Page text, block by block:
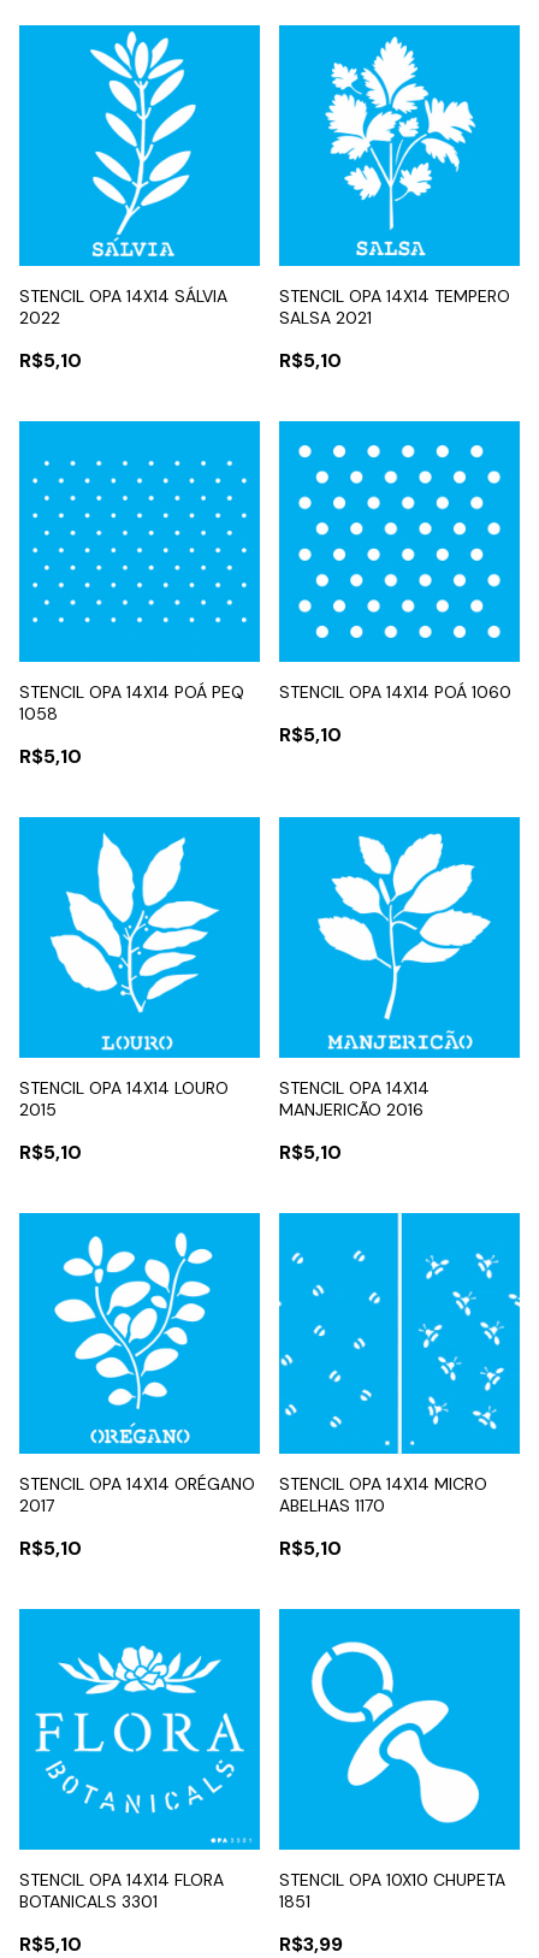
STENCIL OPA 14X14 SÁLVIA
2022
R$5,10
STENCIL OPA 14X14 TEMPERO
SALSA 2021
R$5,10
STENCIL OPA 14X14 POÁ PEQ
1058
R$5,10
STENCIL OPA 14X14 POÁ 1060
R$5,10
STENCIL OPA 14X14 LOURO
2015
R$5,10
STENCIL OPA 14X14
MANJERICÃO 2016
R$5,10
STENCIL OPA 14X14 ORÉGANO
2017
R$5,10
STENCIL OPA 14X14 MICRO
ABELHAS 1170
R$5,10
STENCIL OPA 14X14 FLORA
BOTANICALS 3301
R$5,10
STENCIL OPA 10X10 CHUPETA
1851
R$3,99